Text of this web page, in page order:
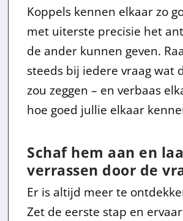
Koppels kennen elkaar zo
met uiterste precisie het
de ander kunnen geven.
steeds bij iedere vraag wat
zou zeggen – en verbaas
hoe goed jullie elkaar
Schaf hem aan en
verrassen door de
Er is altijd meer te
Zet de eerste stap en